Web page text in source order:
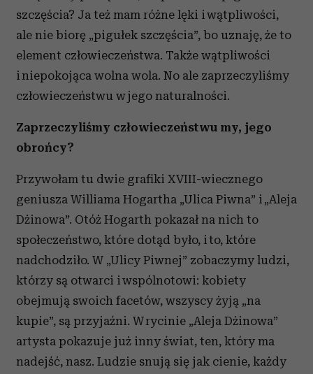
szczęścia? Ja też mam różne lęki i wątpliwości,
ale nie biorę „pigułek szczęścia”, bo uznaję, że to
element człowieczeństwa. Także wątpliwości
i niepokojąca wolna wola. No ale zaprzeczyliśmy
człowieczeństwu w jego naturalności.
Zaprzeczyliśmy człowieczeństwu my, jego
obrońcy?
Przywołam tu dwie grafiki XVIII-wiecznego
geniusza Williama Hogartha „Ulica Piwna” i „Aleja
Dżinowa”. Otóż Hogarth pokazał na nich to
społeczeństwo, które dotąd było, i to, które
nadchodziło. W „Ulicy Piwnej” zobaczymy ludzi,
którzy są otwarci i wspólnotowi: kobiety
obejmują swoich facetów, wszyscy żyją „na
kupie”, są przyjaźni. W rycinie „Aleja Dżinowa”
artysta pokazuje już inny świat, ten, który ma
nadejść, nasz. Ludzie snują się jak cienie, każdy